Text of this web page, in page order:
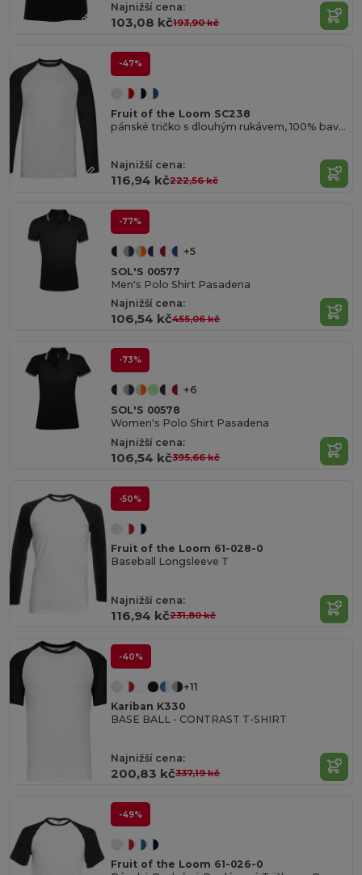
Najnižší cena:
103,08 kč193,90 kč
-47%
Fruit of the Loom SC238
pánské tričko s dlouhým rukávem, 100% bavlna
Najnižší cena:
116,94 kč222,56 kč
-77%
+5
SOL'S 00577
Men's Polo Shirt Pasadena
Najnižší cena:
106,54 kč455,06 kč
-73%
+6
SOL'S 00578
Women's Polo Shirt Pasadena
Najnižší cena:
106,54 kč395,66 kč
-50%
Fruit of the Loom 61-028-0
Baseball Longsleeve T
Najnižší cena:
116,94 kč231,80 kč
-40%
+11
Kariban K330
BASE BALL - CONTRAST T-SHIRT
Najnižší cena:
200,83 kč337,19 kč
-49%
Fruit of the Loom 61-026-0